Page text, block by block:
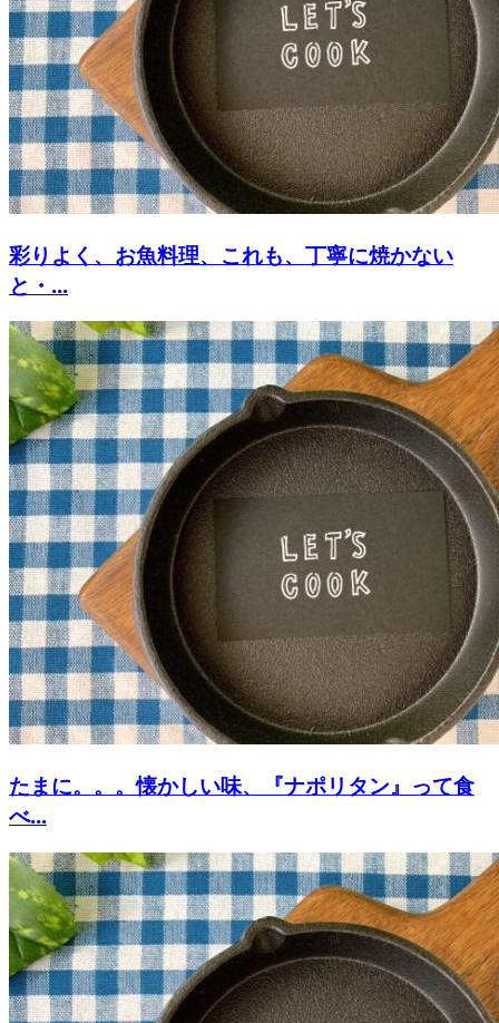
彩りよく、お魚料理、これも、丁寧に焼かない
と・...
たまに。。。懐かしい味、『ナポリタン』って食
べ...